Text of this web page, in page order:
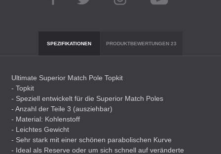
SPEZIFIKATIONEN PRODUKTBEWERTUNGEN23
Ultimate Superior Match Pole Topkit
- Topkit
- Speziell entwickelt für die Superior Match Poles
- Anzahl der Teile 3 (ausziehbar)
- Material: Kohlenstoff
- Leichtes Gewicht
- Sehr stark mit einer schönen parabolischen Kurve
- Ideal als Reserve oder um sich schnell auf veränderte